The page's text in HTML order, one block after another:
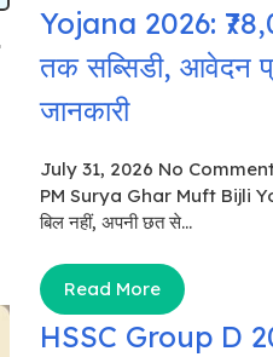
Yojana 2026:
तक सब्सिडी, आवेदन
जानकारी
July 31, 2026 No
PM Surya Ghar Muft Bijli
बिल नहीं, अपनी छत से...
Read More
HSSC Group D